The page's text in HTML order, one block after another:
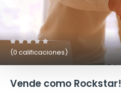
(0 calificaciones)
Vende como Rockstar!